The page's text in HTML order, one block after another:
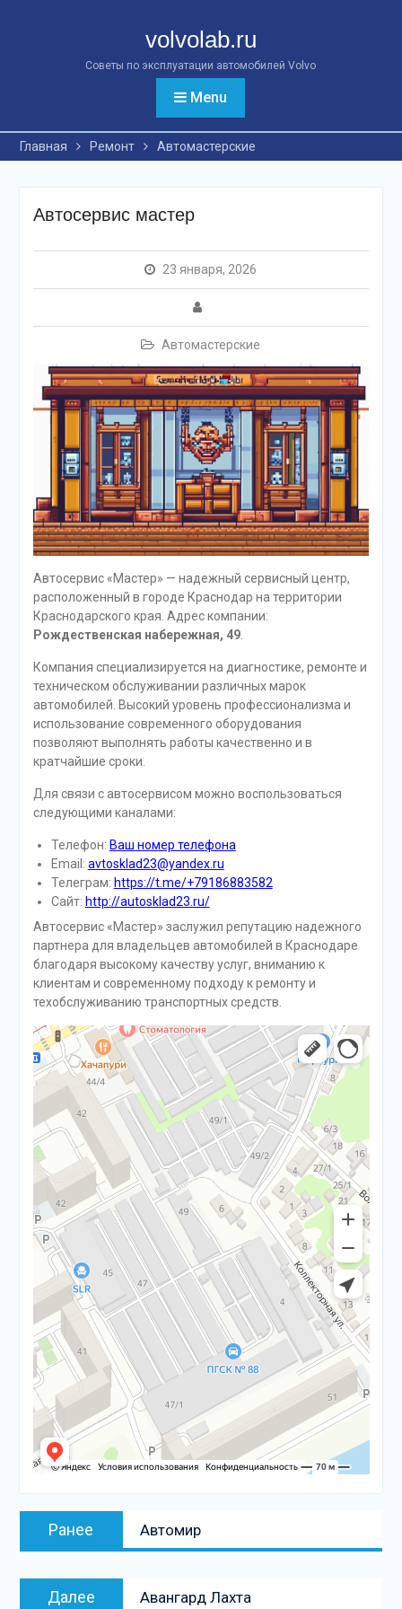
volvolab.ru
Советы по эксплуатации автомобилей Volvo
Menu
Главная Ремонт Автомастерские
Автосервис мастер
23 января, 2026
Автомастерские
Автосервис «Мастер» — надежный сервисный центр,
расположенный в городе Краснодар на территории
Краснодарского края. Адрес компании:
Рождественская набережная, 49.
Компания специализируется на диагностике, ремонте и
техническом обслуживании различных марок
автомобилей. Высокий уровень профессионализма и
использование современного оборудования
позволяют выполнять работы качественно и в
кратчайшие сроки.
Для связи с автосервисом можно воспользоваться
следующими каналами:
Телефон: Ваш номер телефона
Email: avtosklad23@yandex.ru
Телеграм: https://t.me/+79186883582
Сайт: http://autosklad23.ru/
Автосервис «Мастер» заслужил репутацию надежного
партнера для владельцев автомобилей в Краснодаре
благодаря высокому качеству услуг, вниманию к
клиентам и современному подходу к ремонту и
техобслуживанию транспортных средств.
Навигация
Ранее
Предыдущая
запись:
Автомир
Далее
Следующая
Авангард Лахта